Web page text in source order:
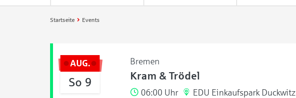
Startseite Events
AUG.
So 9
Bremen
Kram & Trödel
06:00 Uhr EDU Einkaufspark Duckwitz